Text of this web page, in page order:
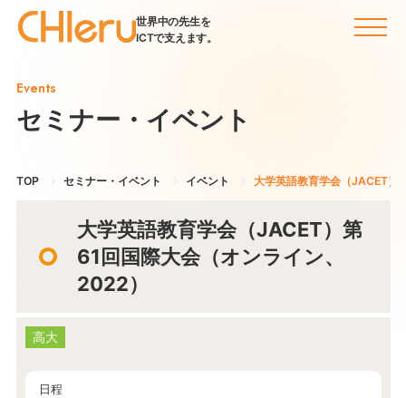
世界中の先生を
ICTで支えます。
Events
セミナー・イベント
TOP セミナー・イベント イベント 大学英語教育学会（JACET）
大学英語教育学会（JACET）第
61回国際大会（オンライン、
2022）
高大
日程